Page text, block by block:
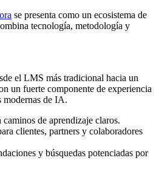
se presenta como un ecosistema de
tecnología, metodología y
el LMS más tradicional hacia un
un fuerte componente de experiencia
modernas de IA.
de aprendizaje claros.
clientes, partners y colaboradores
y búsquedas potenciadas por